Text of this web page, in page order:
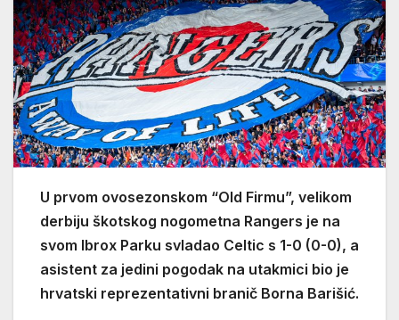
U prvom ovosezonskom “Old Firmu”, velikom
derbiju škotskog nogometna Rangers je na
svom Ibrox Parku svladao Celtic s 1-0 (0-0), a
asistent za jedini pogodak na utakmici bio je
hrvatski reprezentativni branič Borna Barišić.